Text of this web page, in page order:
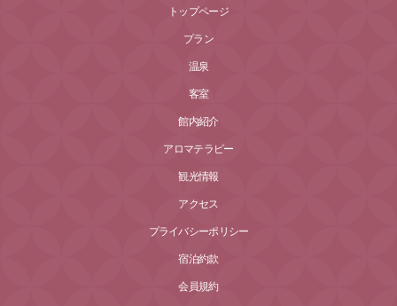
トップページ
プラン
温泉
客室
館内紹介
アロマテラピー
観光情報
アクセス
プライバシーポリシー
宿泊約款
会員規約